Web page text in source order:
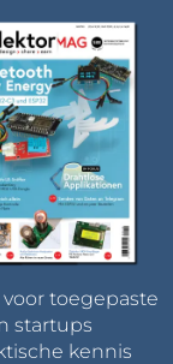
toegepaste
startups
kennis